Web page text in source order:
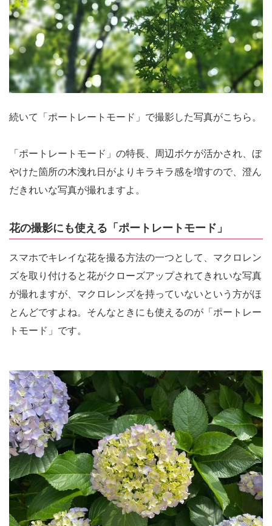
続いて「ポートレートモード」で撮影した写真がこちら。
「ポートレートモード」の特長、周辺ボケが活かされ、ぼ
やけた箇所の木洩れ日がよりキラキラ感を増すので、澄ん
だきれいな写真が撮れますよ。
花の撮影にも使える「ポートレートモード」
スマホでキレイな花を撮る方法の一つとして、マクロレン
ズを取り付けると花がクローズアップされてきれいな写真
が撮れますが、マクロレンズを持っていないという方がほ
とんどですよね。そんなときにも使えるのが「ポートレー
トモード」です。